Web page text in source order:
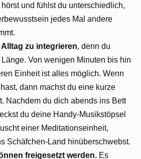
und fühlst du unterschiedlich,
jedes Mal andere
zu integrieren, denn du
Länge. Von wenigen Minuten bis hin
Einheit ist alles möglich. Wenn
dann machst du eine kurze
Nachdem du dich abends ins Bett
du deine Handy-Musikstöpsel
einer Meditationseinheit,
Schäfchen-Land hinüberschwebst.
freigesetzt werden. Es